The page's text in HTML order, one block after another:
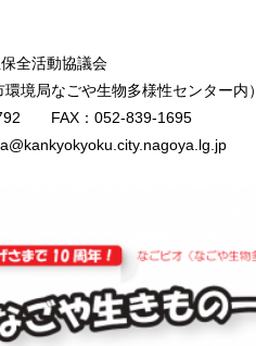
全活動協議会
環境局なごや生物多様性センター内）
FAX：052-839-1695